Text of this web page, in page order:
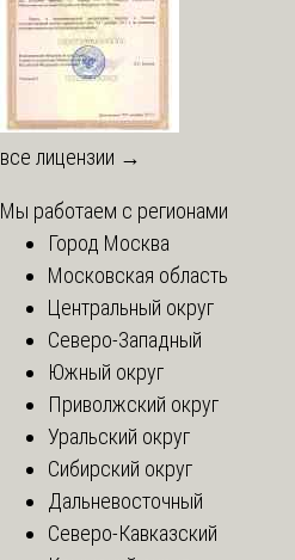
все лицензии →
Мы работаем с регионами
Город Москва
Московская область
Центральный округ
Северо-Западный
Южный округ
Приволжский округ
Уральский округ
Сибирский округ
Дальневосточный
Северо-Кавказский